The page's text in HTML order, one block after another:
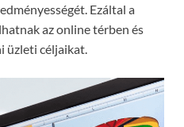
Ezáltal a
az online térben és
üzleti céljaikat.